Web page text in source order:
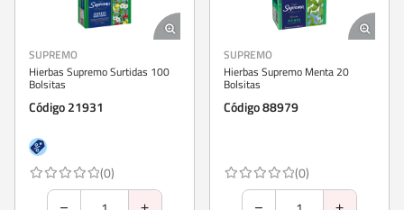
SUPREMO
Hierbas Supremo Surtidas 100
Bolsitas
Código 21931
(0)
SUPREMO
Hierbas Supremo Menta 20
Bolsitas
Código 88979
(0)